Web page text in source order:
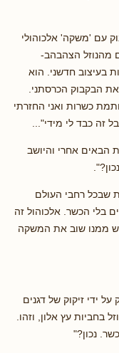
עם 'משקה' אלכוהולי
מהנוזל הצהבהב-
בעיצוב חדשני. הוא
הבקבוק הכרסתני.
כשרות ואני החזרתי
זה כבד לי מידי"...
הבאים אחרי והיושב
שבכל רחבי העולם
בלי הכשר. אלכוהול זה
ממנו שוב את המשקה
ידי זיקוק של דגנים
בחביות עץ אלון, וזהו.
נכון?"